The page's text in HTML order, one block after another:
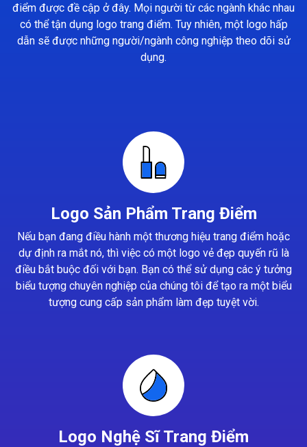
điểm được đề cập ở đây. Mọi người từ các ngành khác nhau
có thể tận dụng logo trang điểm. Tuy nhiên, một logo hấp
dẫn sẽ được những người/ngành công nghiệp theo dõi sử
dụng.
Logo Sản Phẩm Trang Điểm
Nếu bạn đang điều hành một thương hiệu trang điểm hoặc
dự định ra mắt nó, thì việc có một logo vẻ đẹp quyến rũ là
điều bắt buộc đối với bạn. Bạn có thể sử dụng các ý tưởng
biểu tượng chuyên nghiệp của chúng tôi để tạo ra một biểu
tượng cung cấp sản phẩm làm đẹp tuyệt vời.
Logo Nghệ Sĩ Trang Điểm